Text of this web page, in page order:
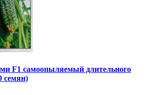
F1 самоопыляемый длительного
семян)